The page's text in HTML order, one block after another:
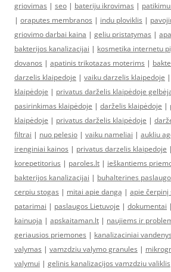
griovimas | seo | bateriju ikrovimas |
| oraputes membranos | indu ploviklis |
griovimo darbai kaina | geliu pristatymas |
bakterijos kanalizacijai | kosmetika internetu
dovanos | apatinis trikotazas moterims |
darzelis klaipedoje | vaiku darzelis klaipedoje |
klaipėdoje | privatus darželis klaipėdoje
pasirinkimas klaipėdoje | darželis klaipėdoje |
klaipėdoje | privatus darželis klaipėdoje |
filtrai | nuo pelesio | vaiku nameliai | aukliu
irenginiai kainos | privatus darzelis klaipedoje |
korepetitorius | paroles.lt | ieškantiems
bakterijos kanalizacijai | buhalterines
cerpiu stogas | mitai apie dangą | apie čerpinį
patarimai | paslaugos Lietuvoje | dokumentai |
kainuoja | apskaitaman.lt | naujiems ir
geriausios priemones | kanalizaciniai vandenys
valymas | vamzdziu valymo granules |
valymui | gelinis kanalizacijos vamzdziu valiklis